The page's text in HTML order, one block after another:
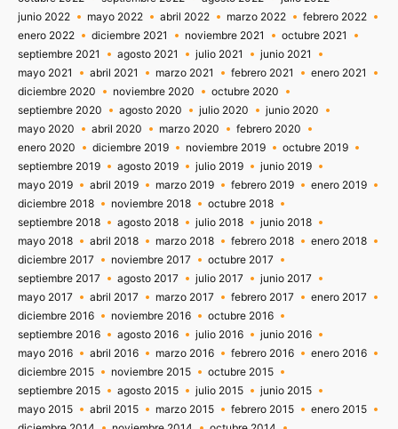
junio 2022
mayo 2022 abril 2022 marzo 2022
febrero 2022
enero 2022
diciembre 2021 noviembre 2021
octubre 2021
septiembre 2021
agosto 2021 julio 2021
junio 2021
mayo 2021
abril 2021 marzo 2021 febrero 2021
enero 2021
diciembre 2020
noviembre 2020
octubre 2020
septiembre 2020
agosto 2020 julio 2020
junio 2020
mayo 2020
abril 2020 marzo 2020
febrero 2020
enero 2020
diciembre 2019 noviembre 2019
octubre 2019
septiembre 2019
agosto 2019 julio 2019
junio 2019
mayo 2019
abril 2019 marzo 2019 febrero 2019
enero 2019
diciembre 2018
noviembre 2018
octubre 2018
septiembre 2018
agosto 2018 julio 2018
junio 2018
mayo 2018
abril 2018 marzo 2018 febrero 2018
enero 2018
diciembre 2017
noviembre 2017
octubre 2017
septiembre 2017
agosto 2017 julio 2017
junio 2017
mayo 2017
abril 2017 marzo 2017 febrero 2017
enero 2017
diciembre 2016
noviembre 2016
octubre 2016
septiembre 2016
agosto 2016 julio 2016
junio 2016
mayo 2016
abril 2016 marzo 2016 febrero 2016
enero 2016
diciembre 2015
noviembre 2015
octubre 2015
septiembre 2015
agosto 2015 julio 2015
junio 2015
mayo 2015
abril 2015 marzo 2015 febrero 2015
enero 2015